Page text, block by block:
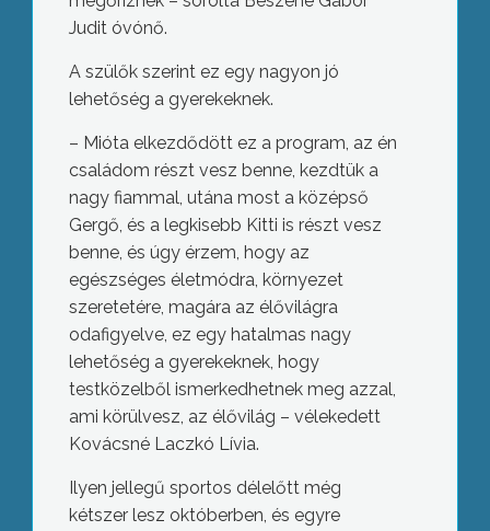
Judit óvónő.
A szülők szerint ez egy nagyon jó
lehetőség a gyerekeknek.
– Mióta elkezdődött ez a program, az én
családom részt vesz benne, kezdtük a
nagy fiammal, utána most a középső
Gergő, és a legkisebb Kitti is részt vesz
benne, és úgy érzem, hogy az
egészséges életmódra, környezet
szeretetére, magára az élővilágra
odafigyelve, ez egy hatalmas nagy
lehetőség a gyerekeknek, hogy
testközelből ismerkedhetnek meg azzal,
ami körülvesz, az élővilág – vélekedett
Kovácsné Laczkó Lívia.
Ilyen jellegű sportos délelőtt még
kétszer lesz októberben, és egyre